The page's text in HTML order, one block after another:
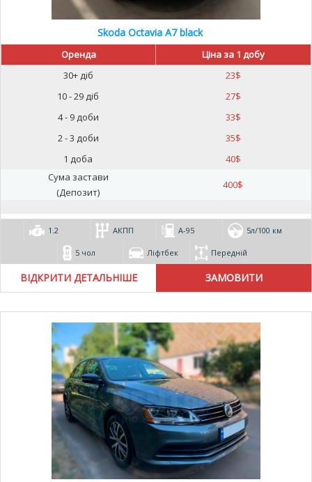
Skoda Octavia A7 black
Оренда
Ціна за 1 добу
30+ діб
23$
10 - 29 діб
27$
4 - 9 доби
33$
2 - 3 доби
35$
1 доба
40$
Сума застави
(Депозит)
400$
1.2 АКПП А-95 5л/100 км
5 чол Ліфтбек Передній
ВІДКРИТИ ДЕТАЛЬНІШЕ